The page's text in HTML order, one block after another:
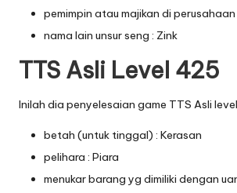
pemimpin atau majikan di perusahaan
nama lain unsur seng : Zink
TTS Asli Level 425
Inilah dia penyelesaian game TTS Asli
betah (untuk tinggal) : Kerasan
pelihara : Piara
menukar barang yg dimiliki dengan